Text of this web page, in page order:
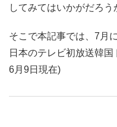
してみてはいかがだろう
そこで本記事では、7月
日本のテレビ初放送韓
6月9日現在)